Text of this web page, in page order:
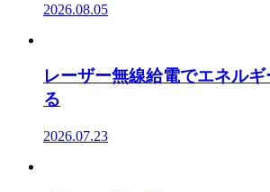
2026.08.05
レーザー無線給電でエネルギ
る
2026.07.23